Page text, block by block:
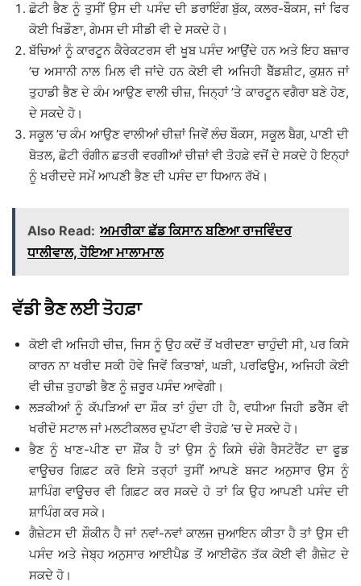
ਛੋਟੀ ਭੈਣ ਨੂੰ ਤੁਸੀਂ ਉਸ ਦੀ ਪਸੰਦ ਦੀ ਡਰਾਇੰਗ ਬੁੱਕ, ਕਲਰ-ਬੌਕਸ, ਜਾਂ ਫਿਰ
ਕੋਈ ਖਿਡੌਣਾ, ਗੇਮਸ ਦੀ ਸੀਡੀ ਵੀ ਦੇ ਸਕਦੇ ਹੋ।
ਬੱਚਿਆਂ ਨੂੰ ਕਾਰਟੂਨ ਕੈਰੇਕਟਰਸ ਵੀ ਖੂਬ ਪਸੰਦ ਆਉਂਦੇ ਹਨ ਅਤੇ ਇਹ ਬਜ਼ਾਰ
’ਚ ਅਸਾਨੀ ਨਾਲ ਮਿਲ ਵੀ ਜਾਂਦੇ ਹਨ ਕੋਈ ਵੀ ਅਜਿਹੀ ਬੈੱਡਸ਼ੀਟ, ਕੁਸ਼ਨ ਜਾਂ
ਤੁਹਾਡੀ ਭੈਣ ਦੇ ਕੰਮ ਆਉਣ ਵਾਲੀ ਚੀਜ਼, ਜਿਨ੍ਹਾਂ ’ਤੇ ਕਾਰਟੂਨ ਵਗੈਰਾ ਬਣੇ ਹੋਣ,
ਦੇ ਸਕਦੇ ਹੋ।
ਸਕੂਲ ’ਚ ਕੰਮ ਆਉਣ ਵਾਲੀਆਂ ਚੀਜ਼ਾਂ ਜਿਵੇਂ ਲੰਚ ਬੌਕਸ, ਸਕੂਲ ਬੈਗ, ਪਾਣੀ ਦੀ
ਬੋਤਲ, ਛੋਟੀ ਰੰਗੀਨ ਛਤਰੀ ਵਰਗੀਆਂ ਚੀਜ਼ਾਂ ਵੀ ਤੋਹਫ਼ੇ ਵਜੋਂ ਦੇ ਸਕਦੇ ਹੋ ਇਨ੍ਹਾਂ
ਨੂੰ ਖਰੀਦਦੇ ਸਮੇਂ ਆਪਣੀ ਭੈਣ ਦੀ ਪਸੰਦ ਦਾ ਧਿਆਨ ਰੱਖੋ।
Also Read: ਅਮਰੀਕਾ ਛੱਡ ਕਿਸਾਨ ਬਣਿਆ ਰਾਜਵਿੰਦਰ
ਧਾਲੀਵਾਲ, ਹੋਇਆ ਮਾਲਾਮਾਲ
ਵੱਡੀ ਭੈਣ ਲਈ ਤੋਹਫ਼ਾ
ਕੋਈ ਵੀ ਅਜਿਹੀ ਚੀਜ਼, ਜਿਸ ਨੂੰ ਉਹ ਕਦੋਂ ਤੋਂ ਖਰੀਦਣਾ ਚਾਹੁੰਦੀ ਸੀ, ਪਰ ਕਿਸੇ
ਕਾਰਨ ਨਾ ਖਰੀਦ ਸਕੀ ਹੋਵੇ ਜਿਵੇਂ ਕਿਤਾਬਾਂ, ਘੜੀ, ਪਰਫਿਊਮ, ਅਜਿਹੀ ਕੋਈ
ਵੀ ਚੀਜ਼ ਤੁਹਾਡੀ ਭੈਣ ਨੂੰ ਜ਼ਰੂਰ ਪਸੰਦ ਆਵੇਗੀ।
ਲੜਕੀਆਂ ਨੂੰ ਕੱਪੜਿਆਂ ਦਾ ਸ਼ੌਕ ਤਾਂ ਹੁੰਦਾ ਹੀ ਹੈ, ਵਧੀਆ ਜਿਹੀ ਡਰੈੱਸ ਵੀ
ਖਰੀਦੋ ਸਟਾਲ ਜਾਂ ਮਲਟੀਕਲਰ ਦੁਪੱਟਾ ਵੀ ਤੋਹਫ਼ੇ ’ਚ ਦੇ ਸਕਦੇ ਹੋ।
ਭੈਣ ਨੂੰ ਖਾਣ-ਪੀਣ ਦਾ ਸ਼ੌਂਕ ਹੈ ਤਾਂ ਉਸ ਨੂੰ ਕਿਸੇ ਚੰਗੇ ਰੈਸਟੋਰੈਂਟ ਦਾ ਫੂਡ
ਵਾਊਚਰ ਗਿਫ਼ਟ ਕਰੋ ਇਸੇ ਤਰ੍ਹਾਂ ਤੁਸੀਂ ਆਪਣੇ ਬਜਟ ਅਨੁਸਾਰ ਉਸ ਨੂੰ
ਸ਼ਾਪਿੰਗ ਵਾਊਚਰ ਵੀ ਗਿਫ਼ਟ ਕਰ ਸਕਦੇ ਹੋ ਤਾਂ ਕਿ ਉਹ ਆਪਣੀ ਪਸੰਦ ਦੀ
ਸ਼ਾਪਿੰਗ ਕਰ ਸਕੇ।
ਗੈਜ਼ੇਟਸ ਦੀ ਸ਼ੌਕੀਨ ਹੈ ਜਾਂ ਨਵਾਂ-ਨਵਾਂ ਕਾਲਜ ਜੁਆਇਨ ਕੀਤਾ ਹੈ ਤਾਂ ਉਸ ਦੀ
ਪਸੰਦ ਅਤੇ ਜੇਬ੍ਹ ਅਨੁਸਾਰ ਆਈਪੈਡ ਤੋਂ ਆਈਫੋਨ ਤੱਕ ਕੋਈ ਵੀ ਗੈਜ਼ੇਟ ਦੇ
ਸਕਦੇ ਹੋ।